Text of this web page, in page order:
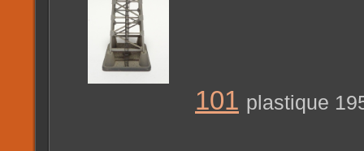
101 plastique